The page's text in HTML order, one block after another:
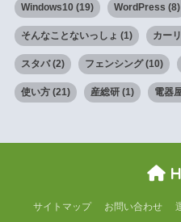
Windows10(19) WordPress (8)
そんなことないっしょ (1) カー
スタバ(2) フェンシング(10)
使い方(21) 産総研(1) 電器
サイトマップ お問い合わせ